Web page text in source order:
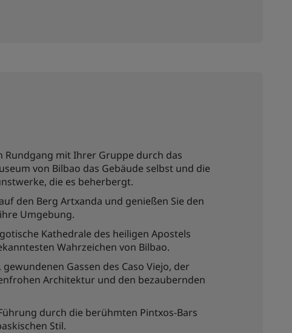
Rundgang mit Ihrer Gruppe durch das
von Bilbao das Gebäude selbst und die
die es beherbergt.
den Berg Artxanda und genießen Sie den
Umgebung.
Kathedrale des heiligen Apostels
Wahrzeichen von Bilbao.
Gassen des Caso Viejo, der
Architektur und den bezaubernden
durch die berühmten Pintxos-Bars
Stil.